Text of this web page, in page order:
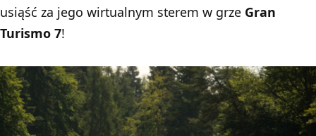
usiąść za jego wirtualnym sterem w grze Gran
Turismo 7!